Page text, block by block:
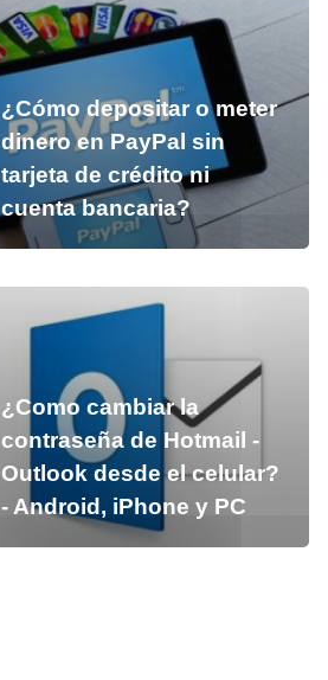
¿Cómo depositar o meter
dinero en PayPal sin
tarjeta de crédito ni
cuenta bancaria?
¿Como cambiar la
contraseña de Hotmail -
Outlook desde el celular?
- Android, iPhone y PC